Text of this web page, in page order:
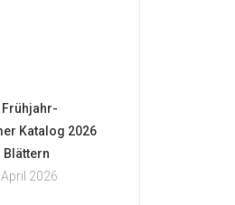
Frühjahr-
Katalog 2026
Blättern
2026